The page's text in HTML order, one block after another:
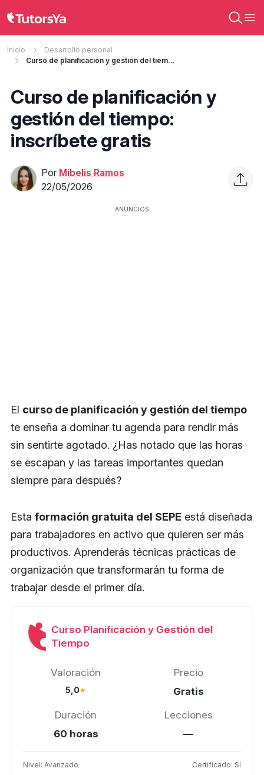
Inicio
Desarrollo personal
Curso de planificación y gestión del tiempo: inscríbete gratis
Curso de planificación y
gestión del tiempo:
inscríbete gratis
Por Mibelis Ramos
22/05/2026
ANUNCIOS
El curso de planificación y gestión del tiempo
te enseña a dominar tu agenda para rendir más
sin sentirte agotado. ¿Has notado que las horas
se escapan y las tareas importantes quedan
siempre para después?
Esta formación gratuita del SEPE está diseñada
para trabajadores en activo que quieren ser más
productivos. Aprenderás técnicas prácticas de
organización que transformarán tu forma de
trabajar desde el primer día.
Curso Planificación y Gestión del
Tiempo
Valoración
5,0★
Precio
Gratis
Duración
60 horas
Lecciones
—
Nivel: Avanzado Certificado: Sí